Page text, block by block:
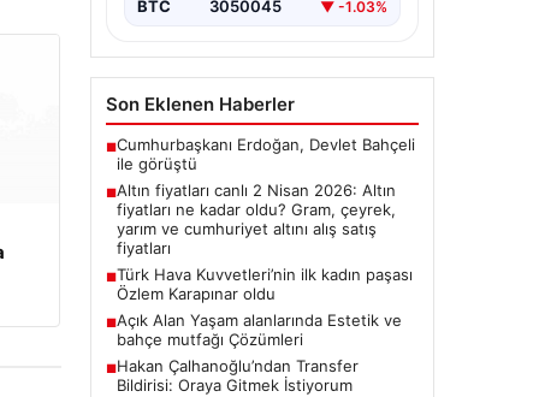
BTC 3050045 ▼ -1.03%
Son Eklenen Haberler
■Cumhurbaşkanı Erdoğan, Devlet Bahçeli
ile görüştü
■Altın fiyatları canlı 2 Nisan 2026: Altın
fiyatları ne kadar oldu? Gram, çeyrek,
yarım ve cumhuriyet altını alış satış
fiyatları
■Türk Hava Kuvvetleri’nin ilk kadın paşası
Özlem Karapınar oldu
■Açık Alan Yaşam alanlarında Estetik ve
bahçe mutfağı Çözümleri
■Hakan Çalhanoğlu’ndan Transfer
Bildirisi: Oraya Gitmek İstiyorum